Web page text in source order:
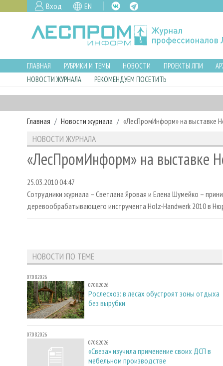
Вход EN
ГЛАВНАЯ РУБРИКИ И ТЕМЫ НОВОСТИ ПРОЕКТЫ ЛПИ
НОВОСТИ ЖУРНАЛА
РЕКОМЕНДУЕМ ПОСЕТИТЬ
Главная Новости журнала «ЛесПромИнформ» на выставке
НОВОСТИ ЖУРНАЛА
«ЛесПромИнформ» на выставке
25.03.2010 04:47
Сотрудники журнала – Светлана Яровая и Елена Шумейко –
деревообрабатывающего инструмента Holz-Handwerk 2010 в
НОВОСТИ ПО ТЕМЕ
07.08.2026
07.08.2026
Рослесхоз: в лесах обустроят зоны отдыха
без вырубки
07.08.2026
07.08.2026
«Свеза» изучила применение своих ДСП в
мебельном производстве